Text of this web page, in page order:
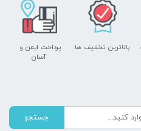
پرداخت ایمن و ​​​​​​​
آسان
بالاترین تخفیف ها
جستجو